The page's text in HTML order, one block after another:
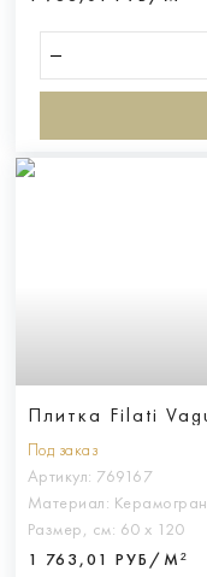
Плитка Filati
Под заказ
Артикул: 769167
Материал:
Размер, см: 60 х 120
1 763,01 РУБ/М²